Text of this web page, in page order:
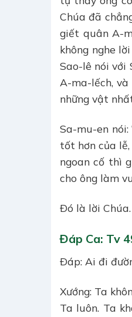
Chúa đã
giết quân A-
không nghe
Sao-lê nói với
A-ma-lếch,
những vật
Sa-mu-en
tốt hơn của
ngoan cố thì
cho ông làm
Ðó là lời Chúa.
Ðáp Ca: Tv
Ðáp: Ai đi
Xướng: Ta
Ta luôn. Ta